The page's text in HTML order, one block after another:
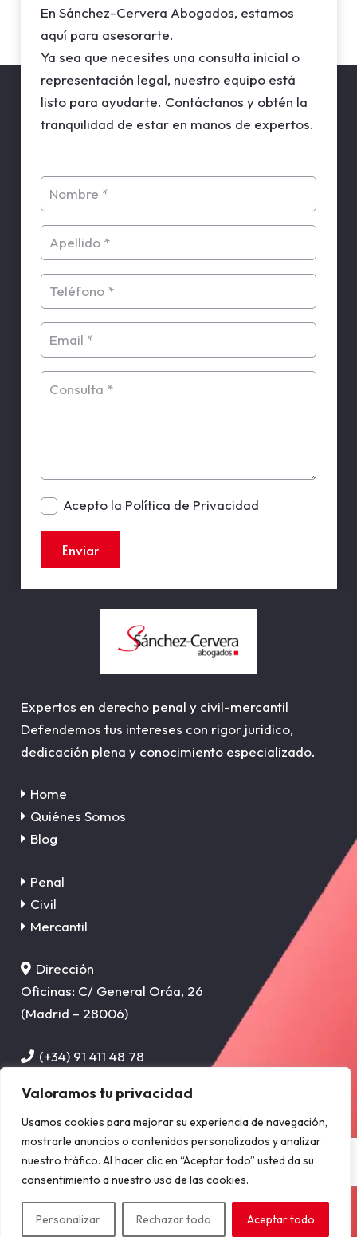
Valoramos tu privacidad
Usamos cookies para mejorar su experiencia de navegación,
mostrarle anuncios o contenidos personalizados y analizar
nuestro tráfico. Al hacer clic en “Aceptar todo” usted da su
consentimiento a nuestro uso de las cookies.
Personalizar Rechazar todo Aceptar todo
En Sánchez-Cervera Abogados, estamos
aquí para asesorarte.
Ya sea que necesites una consulta inicial o
representación legal, nuestro equipo está
listo para ayudarte. Contáctanos y obtén la
tranquilidad de estar en manos de expertos.
Acepto la Política de Privacidad
Enviar
Expertos en derecho penal y civil-mercantil
Defendemos tus intereses con rigor jurídico,
dedicación plena y conocimiento especializado.
Home
Quiénes Somos
Blog
Penal
Civil
Mercantil
Dirección
Oficinas: C/ General Oráa, 26
(Madrid – 28006)
(+34) 91 411 48 78
Políticas de Privacidad Políticas de Cookies Aviso Legal
Copyright © 2025 SÁNCHEZ-CERVERA ABOGADOS, S.L.P. CIF:
B87461513
Inscrita en el Registro Mercantil de Madrid al Tomo 34.303, Folio
131, Sección 8, Hoja M-617104.